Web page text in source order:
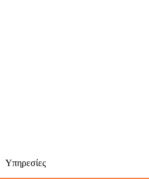
Υπηρεσίες